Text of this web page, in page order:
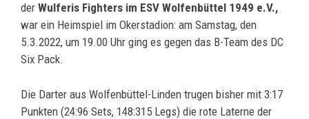
der Wulferis Fighters im ESV Wolfenbüttel 1949 e.V.,
war ein Heimspiel im Okerstadion: am Samstag, den
5.3.2022, um 19.00 Uhr ging es gegen das B-Team des DC
Six Pack.
Die Darter aus Wolfenbüttel-Linden trugen bisher mit 3:17
Punkten (24:96 Sets, 148:315 Legs) die rote Laterne der